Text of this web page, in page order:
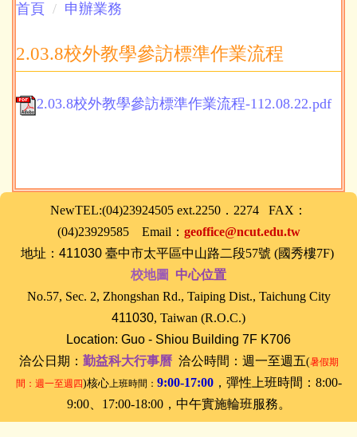
首頁 申辦業務
2.03.8校外教學參訪標準作業流程
2.03.8校外教學參訪標準作業流程-112.08.22.pdf
NewTEL:(04)23924505 ext.2250．2274 FAX：
(04)23929585 Email： geoffice@ncut.edu.tw
地址： 411030臺中市太平區中山路二段57號 (國秀樓7F)
校地圖
中心位置
No.57, Sec. 2, Zhongshan Rd., Taiping Dist., Taichung City
411030, Taiwan (R.O.C.)
Location: Guo - Shiou Building 7F K706
洽公日期： 勤益科大行事曆 洽公時間： 週一至週五(暑假期
間：週一至週四)核心上班時間： 9:00-17:00， 彈性上班時間：8:00-
9:00、17:00-18:00， 中午實施輪班服務。